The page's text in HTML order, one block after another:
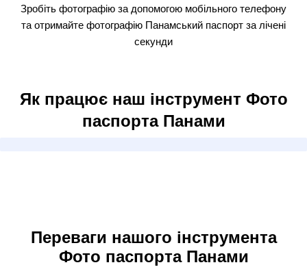
Зробіть фотографію за допомогою мобільного телефону
та отримайте фотографію Панамський паспорт за лічені
секунди
Як працює наш інструмент Фото
паспорта Панами
Переваги нашого інструмента
Фото паспорта Панами